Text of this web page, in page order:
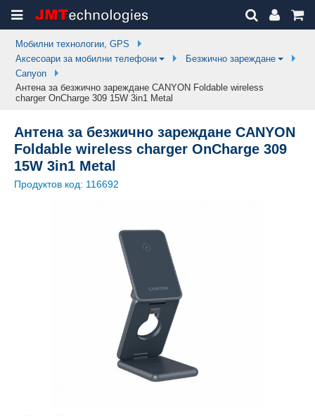
Мобилни технологии, GPS
Аксесоари за мобилни телефони
Безжично зареждане
Canyon
Антена за безжично зареждане CANYON Foldable wireless
charger OnCharge 309 15W 3in1 Metal
Антена за безжично зареждане CANYON
Foldable wireless charger OnCharge 309
15W 3in1 Metal
Продуктов код: 116692